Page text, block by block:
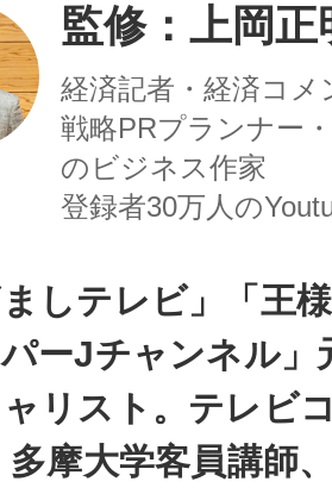
監修：上岡正
経済記者・経済コメ
戦略PRプランナー
のビジネス作家
登録者30万人の
ましテレビ」「王
パーJチャンネル
リスト。テレビ
摩大学客員講師